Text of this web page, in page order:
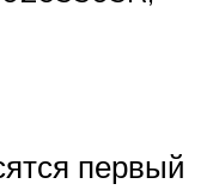
первый